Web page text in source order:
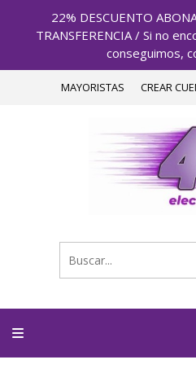
22% DESCUENTO
TRANSFERENCIA / Si no
conseguimos,
MAYORISTAS CREAR